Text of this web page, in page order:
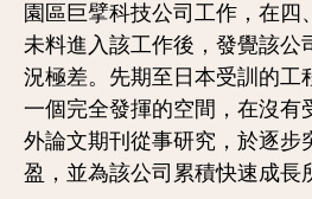
園區巨擘科技公司工作，在
未料進入該工作後，發覺該公
況極差。先期至日本受訓的工
一個完全發揮的空間，在沒有
外論文期刊從事研究，於逐步
盈，並為該公司累積快速成長